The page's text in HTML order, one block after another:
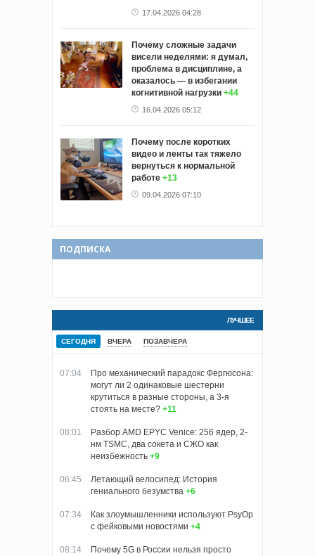
17.04.2026 04:28
Почему сложные задачи
висели неделями: я думал,
проблема в дисциплине, а
оказалось — в избегании
когнитивной нагрузки +44
16.04.2026 05:12
Почему после коротких
видео и ленты так тяжело
вернуться к нормальной
работе +13
09.04.2026 07:10
ПОДПИСКА
ЛУЧШЕЕ
СЕГОДНЯ ВЧЕРА ПОЗАВЧЕРА
07:04
Про механический парадокс Фергюсона:
могут ли 2 одинаковые шестерни
крутиться в разные стороны, а 3-я
стоять на месте? +11
08:01
Разбор AMD EPYC Venice: 256 ядер, 2-
нм TSMC, два сокета и СЖО как
неизбежность +9
06:45
Летающий велосипед: История
гениального безумства +6
07:34
Как злоумышленники используют PsyOp
с фейковыми новостями +4
08:14
Почему 5G в России нельзя просто